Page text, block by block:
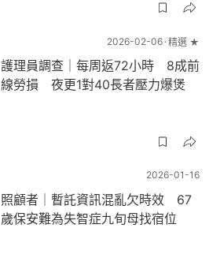
2026-02-06 精選 ★
護理員調查｜每周返72小時 8成前
線勞損 夜更1對40長者壓力爆煲
2026-01-16
照顧者｜暫託資訊混亂欠時效 67
歲保安難為失智症九旬母找宿位